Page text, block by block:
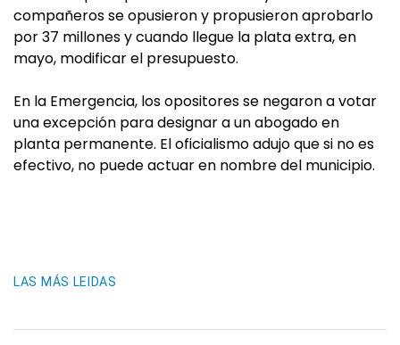
compañeros se opusieron y propusieron aprobarlo
por 37 millones y cuando llegue la plata extra, en
mayo, modificar el presupuesto.
En la Emergencia, los opositores se negaron a votar
una excepción para designar a un abogado en
planta permanente. El oficialismo adujo que si no es
efectivo, no puede actuar en nombre del municipio.
LAS MÁS LEIDAS